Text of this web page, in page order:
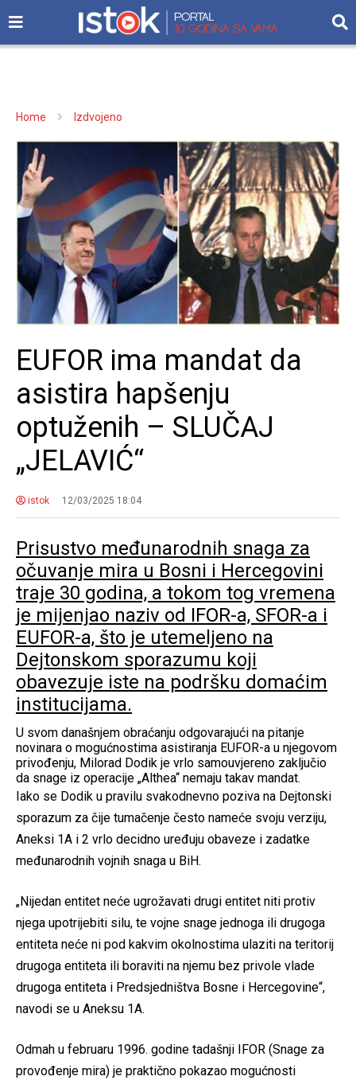
Home Izdvojeno
EUFOR ima mandat da
asistira hapšenju
optuženih – SLUČAJ
„JELAVIĆ“
istok 12/03/2025 18:04
Prisustvo međunarodnih snaga za
očuvanje mira u Bosni i Hercegovini
traje 30 godina, a tokom tog vremena
je mijenjao naziv od IFOR-a, SFOR-a i
EUFOR-a, što je utemeljeno na
Dejtonskom sporazumu koji
obavezuje iste na podršku domaćim
institucijama.
U svom današnjem obraćanju odgovarajući na pitanje
novinara o mogućnostima asistiranja EUFOR-a u njegovom
privođenju, Milorad Dodik je vrlo samouvjereno zaključio
da snage iz operacije „Althea“ nemaju takav mandat.
Iako se Dodik u pravilu svakodnevno poziva na Dejtonski
sporazum za čije tumačenje često nameće svoju verziju,
Aneksi 1A i 2 vrlo decidno uređuju obaveze i zadatke
međunarodnih vojnih snaga u BiH.
„Nijedan entitet neće ugrožavati drugi entitet niti protiv
njega upotrijebiti silu, te vojne snage jednoga ili drugoga
entiteta neće ni pod kakvim okolnostima ulaziti na teritorij
drugoga entiteta ili boraviti na njemu bez privole vlade
drugoga entiteta i Predsjedništva Bosne i Hercegovine“,
navodi se u Aneksu 1A.
Odmah u februaru 1996. godine tadašnji IFOR (Snage za
provođenje mira) je praktično pokazao mogućnosti